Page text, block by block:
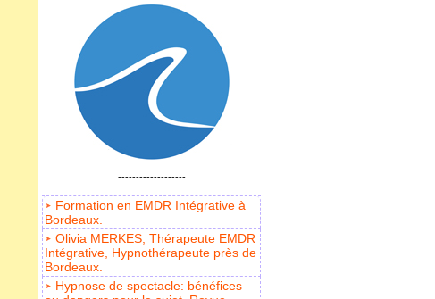
-------------------
Formation en EMDR Intégrative à
Bordeaux.
Olivia MERKES, Thérapeute EMDR
Intégrative, Hypnothérapeute près de
Bordeaux.
Hypnose de spectacle: bénéfices